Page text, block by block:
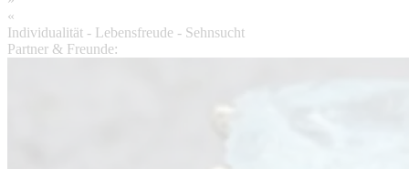
«
Individualität - Lebensfreude - Sehnsucht
Partner & Freunde: